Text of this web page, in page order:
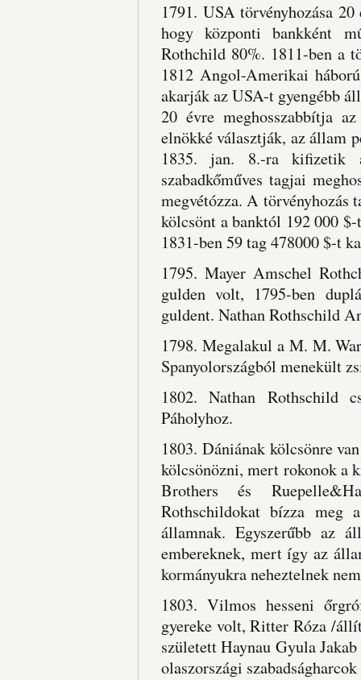
1791. USA törvényhozása
hogy központi bankként
Rothchild 80%. 1811-ben a
1812 Angol-Amerikai
akarják az USA-t gyengébb
20 évre meghosszabbítja
elnökké választják, az állam
1835. jan. 8.-ra kifizetik
szabadkőműves tagjai
megvétózza. A törvényhozás
kölcsönt a banktól 192 000
1831-ben 59 tag 478000 $-t
1795. Mayer Amschel
gulden volt, 1795-ben
guldent. Nathan Rothschild
1798. Megalakul a M. M.
Spanyolországból menekült
1802. Nathan Rothschild
Páholyhoz.
1803. Dániának kölcsönre
kölcsönözni, mert rokonok
Brothers és
Rothschildokat bízza meg
államnak. Egyszerűbb az
embereknek, mert így az
kormányukra neheztelnek
1803. Vilmos hesseni
gyereke volt, Ritter Róza /
született Haynau Gyula
olaszországi